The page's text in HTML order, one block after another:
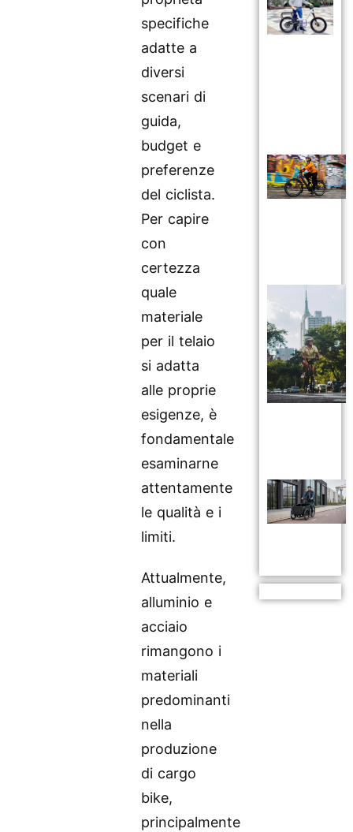
specifiche
adatte a
diversi
scenari di
guida,
budget e
preferenze
del ciclista.
Per capire
con
certezza
quale
materiale
per il telaio
si adatta
alle proprie
esigenze, è
fondamentale
esaminarne
attentamente
le qualità e i
limiti.
Attualmente,
alluminio e
acciaio
rimangono i
materiali
predominanti
nella
produzione
di cargo
bike,
principalmente